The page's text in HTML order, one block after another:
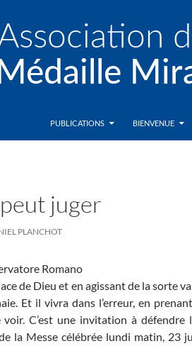
MiraculeusePUBLICATIONS
BIENVENUE
juger
PLANCHOT
Romano
de Dieu et en agissant de la sorte
Et il vivra dans l’erreur, en
voir. C’est une invitation à
la Messe célébrée lundi matin, 23